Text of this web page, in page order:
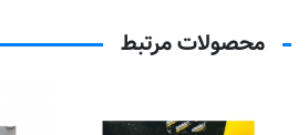
محصولات مرتبط